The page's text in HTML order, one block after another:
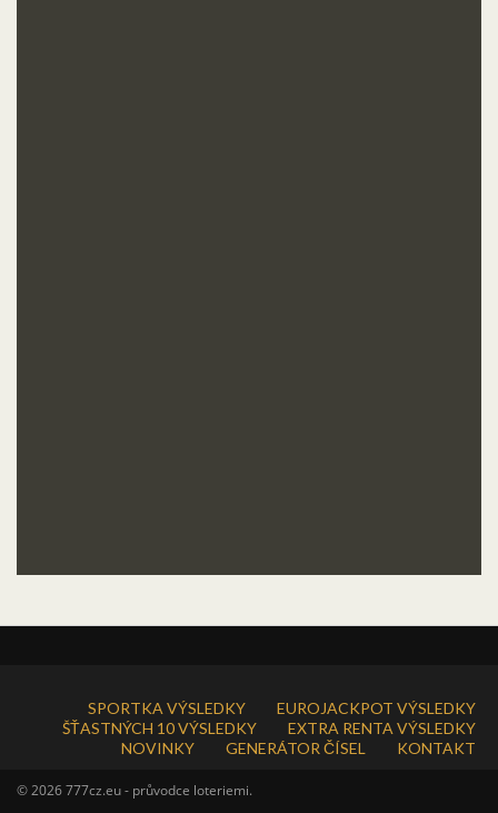
SPORTKA VÝSLEDKY
EUROJACKPOT VÝSLEDKY
ŠŤASTNÝCH 10 VÝSLEDKY
EXTRA RENTA VÝSLEDKY
NOVINKY
GENERÁTOR ČÍSEL KONTAKT
© 2026 777cz.eu - průvodce loteriemi.